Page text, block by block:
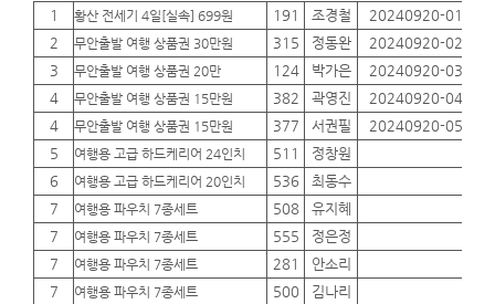
1 황산 전세기 4일[실속] 699원 191 조경철 20240920-01
2
무안출발 여행 상품권 30만원 315 정동완 20240920-02
3
무안출발 여행 상품권 20만 124 박가은 20240920-03
4
무안출발 여행 상품권 15만원 382 곽영진 20240920-04
4
무안출발 여행 상품권 15만원 377 서권필 20240920-05
5
여행용 고급 하드케리어 24인치 511 정창원
6
여행용 고급 하드케리어 20인치 536 최동수
7
여행용 파우치 7종세트 508 유지혜
7
여행용 파우치 7종세트 555 정은정
7
여행용 파우치 7종세트 281 안소리
7
여행용 파우치 7종세트 500 김나리